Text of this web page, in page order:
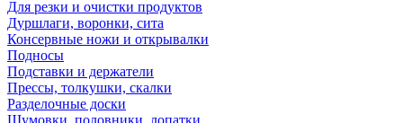
Для резки и очистки продуктов
Дуршлаги, воронки, сита
Консервные ножи и открывалки
Подносы
Подставки и держатели
Прессы, толкушки, скалки
Разделочные доски